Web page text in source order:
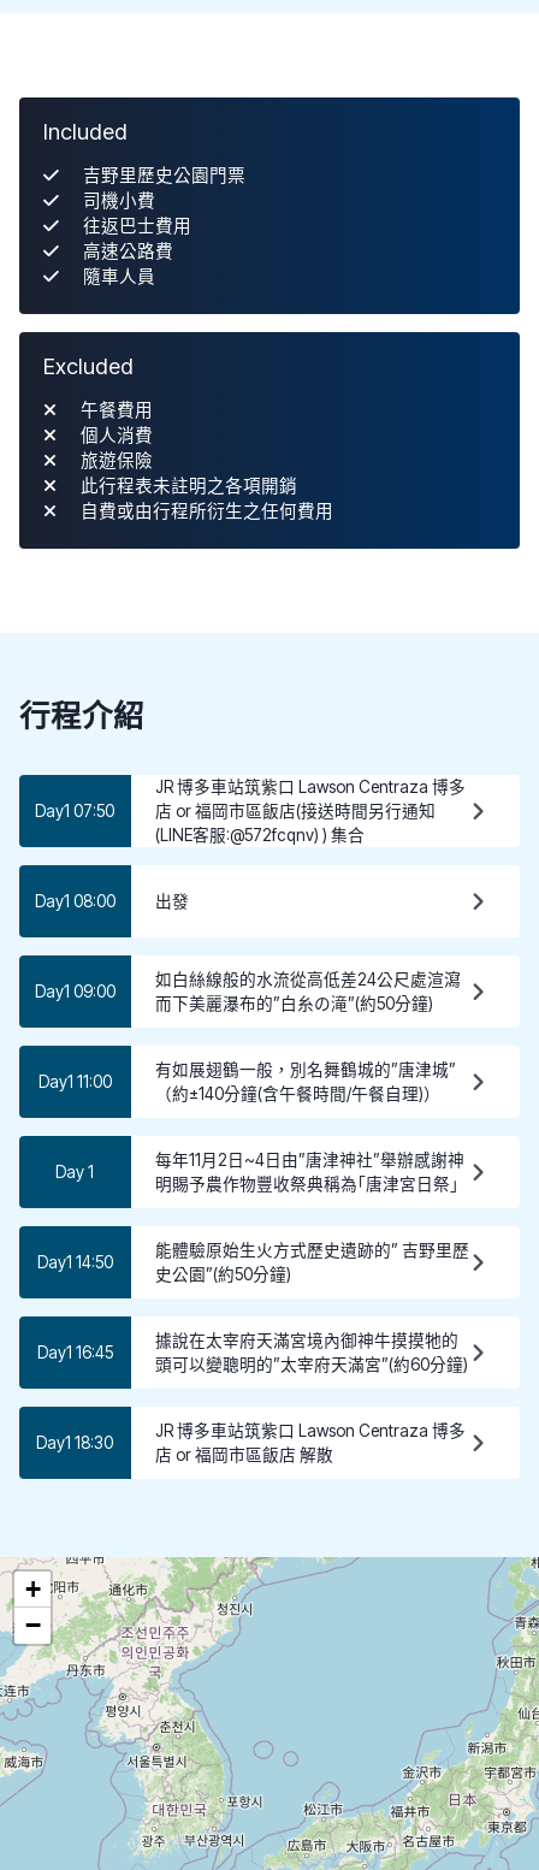
Included
吉野里歷史公園門票
司機小費
往返巴士費用
高速公路費
隨車人員
Excluded
午餐費用
個人消費
旅遊保險
此行程表未註明之各項開銷
自費或由行程所衍生之任何費用
行程介紹
Day1 07:50
JR 博多車站筑紫口 Lawson Centraza 博多
店 or 福岡市區飯店(接送時間另行通知
(LINE客服:@572fcqnv) ) 集合
Day1 08:00 出發
Day1 09:00
如白絲線般的水流從高低差24公尺處渲瀉
而下美麗瀑布的”白糸の滝”(約50分鐘)
Day1 11:00
有如展翅鶴一般，別名舞鶴城的”唐津城”
（約±140分鐘(含午餐時間/午餐自理)）
Day 1
每年11月2日~4日由”唐津神社”舉辦感謝神
明賜予農作物豐收祭典稱為｢唐津宮日祭｣
Day1 14:50
能體驗原始生火方式歷史遺跡的” 吉野里歷
史公園”(約50分鐘)
Day1 16:45
據說在太宰府天滿宮境內御神牛摸摸牠的
頭可以變聰明的”太宰府天滿宮”(約60分鐘)
Day1 18:30
JR 博多車站筑紫口 Lawson Centraza 博多
店 or 福岡市區飯店 解散
+
−